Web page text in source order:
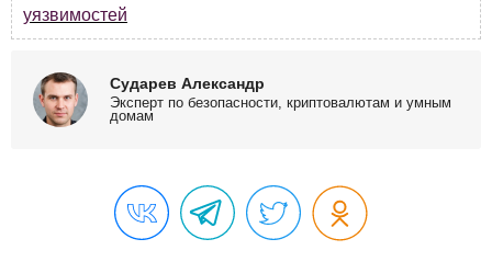
уязвимостей
Сударев Александр
Эксперт по безопасности, криптовалютам и умным
домам